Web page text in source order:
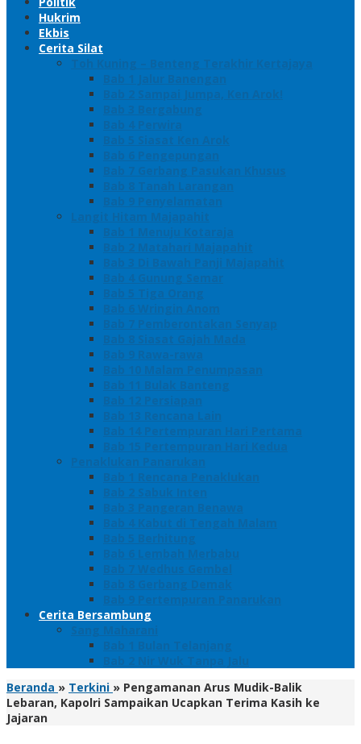
Hukrim
Ekbis
Cerita Silat
Toh Kuning – Benteng Terakhir Kertajaya
Bab 1 Jalur Banengan
Bab 2 Sampai Jumpa, Ken Arok!
Bab 3 Bergabung
Bab 4 Perwira
Bab 5 Siasat Ken Arok
Bab 6 Pengepungan
Bab 7 Gerbang Pasukan Khusus
Bab 8 Tanah Larangan
Bab 9 Penyelamatan
Langit Hitam Majapahit
Bab 1 Menuju Kotaraja
Bab 2 Matahari Majapahit
Bab 3 Di Bawah Panji Majapahit
Bab 4 Gunung Semar
Bab 5 Tiga Orang
Bab 6 Wringin Anom
Bab 7 Pemberontakan Senyap
Bab 8 Siasat Gajah Mada
Bab 9 Rawa-rawa
Bab 10 Malam Penumpasan
Bab 11 Bulak Banteng
Bab 12 Persiapan
Bab 13 Rencana Lain
Bab 14 Pertempuran Hari Pertama
Bab 15 Pertempuran Hari Kedua
Penaklukan Panarukan
Bab 1 Rencana Penaklukan
Bab 2 Sabuk Inten
Bab 3 Pangeran Benawa
Bab 4 Kabut di Tengah Malam
Bab 5 Berhitung
Bab 6 Lembah Merbabu
Bab 7 Wedhus Gembel
Bab 8 Gerbang Demak
Bab 9 Pertempuran Panarukan
Cerita Bersambung
Sang Maharani
Bab 1 Bulan Telanjang
Bab 2 Nir Wuk Tanpa Jalu
Beranda » Terkini » Pengamanan Arus Mudik-Balik
Lebaran, Kapolri Sampaikan Ucapkan Terima Kasih ke
Jajaran